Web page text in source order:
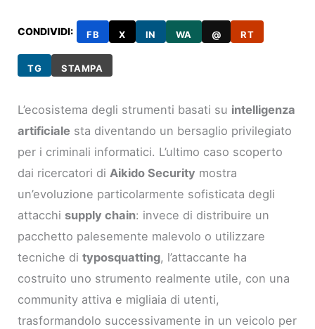
CONDIVIDI: FB X IN WA @ RT
TG STAMPA
L’ecosistema degli strumenti basati su intelligenza
artificiale sta diventando un bersaglio privilegiato
per i criminali informatici. L’ultimo caso scoperto
dai ricercatori diAikido Security mostra
un’evoluzione particolarmente sofisticata degli
attacchi supply chain: invece di distribuire un
pacchetto palesemente malevolo o utilizzare
tecniche dityposquatting, l’attaccante ha
costruito uno strumento realmente utile, con una
community attiva e migliaia di utenti,
trasformandolo successivamente in un veicolo per